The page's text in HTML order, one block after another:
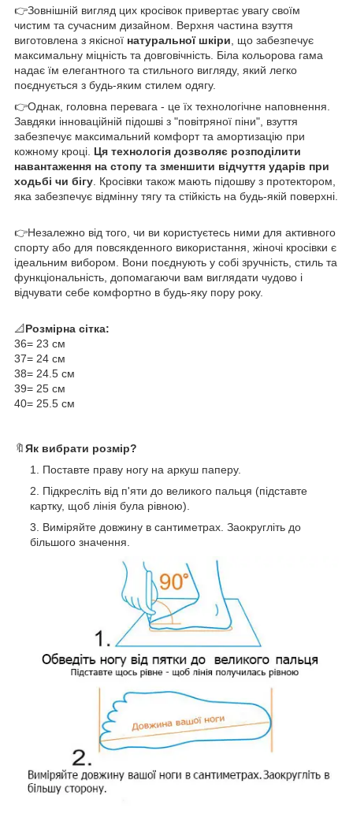
👉Зовнішній вигляд цих кросівок привертає увагу своїм
чистим та сучасним дизайном. Верхня частина взуття
виготовлена з якісної натуральної шкіри , що забезпечує
максимальну міцність та довговічність. Біла кольорова гама
надає їм елегантного та стильного вигляду, який легко
поєднується з будь-яким стилем одягу.
👉Однак, головна перевага - це їх технологічне наповнення.
Завдяки інноваційній підошві з "повітряної піни", взуття
забезпечує максимальний комфорт та амортизацію при
кожному кроці. Ця технологія дозволяє розподілити
навантаження на стопу та зменшити відчуття ударів при
ходьбі чи бігу . Кросівки також мають підошву з протектором,
яка забезпечує відмінну тягу та стійкість на будь-якій поверхні.
👉Незалежно від того, чи ви користуєтесь ними для активного
спорту або для повсякденного використання, жіночі кросівки є
ідеальним вибором. Вони поєднують у собі зручність, стиль та
функціональність, допомагаючи вам виглядати чудово і
відчувати себе комфортно в будь-яку пору року.
📐Розмірна сітка:
36= 23 см
37= 24 см
38= 24.5 см
39= 25 см
40= 25.5 см
🔖Як вибрати розмір?
Поставте праву ногу на аркуш паперу.
Підкресліть від п'яти до великого пальця (підставте
картку, щоб лінія була рівною).
Виміряйте довжину в сантиметрах. Заокругліть до
більшого значення.